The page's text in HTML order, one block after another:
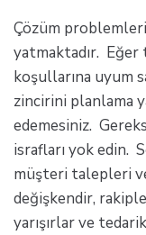
Çözüm
yatmaktadır. Eğer
koşullarına uyum
zincirini planlama
edemesiniz.
israfları yok edin.
müşteri talepleri
değişkendir,
yarışırlar ve